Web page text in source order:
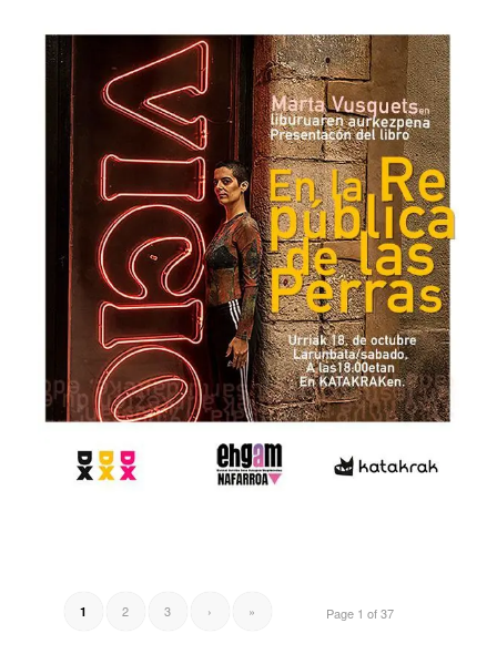
Page 1 of 37
1 2 3 › »